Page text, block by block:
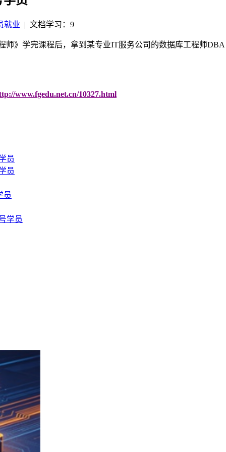
就业 | 文档学习：9
师》学完课程后，拿到某专业IT服务公司的数据库工程师
www.fgedu.net.cn/10327.html
员
员
员
学员